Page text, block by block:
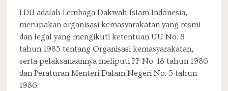
LDII adalah Lembaga Dakwah Islam Indonesia,
merupakan organisasi kemasyarakatan yang resmi
dan legal yang mengikuti ketentuan UU No. 8
tahun 1985 tentang Organisasi kemasyarakatan,
serta pelaksanaannya meliputi PP No. 18 tahun 1986
dan Peraturan Menteri Dalam Negeri No. 5 tahun
1986.